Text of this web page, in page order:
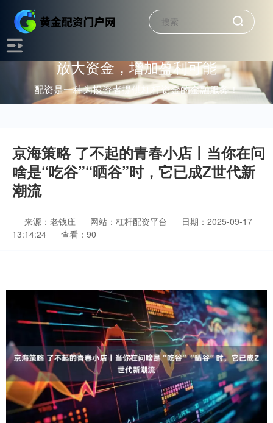
放大资金，增加盈利可能
配资是一种为投资者提供杠杆资金的金融服务！
京海策略 了不起的青春小店丨当你在问
啥是“吃谷”“晒谷”时，它已成Z世代新
潮流
来源：老钱庄 网站：杠杆配资平台
日期：2025-09-17
13:14:24
查看：90